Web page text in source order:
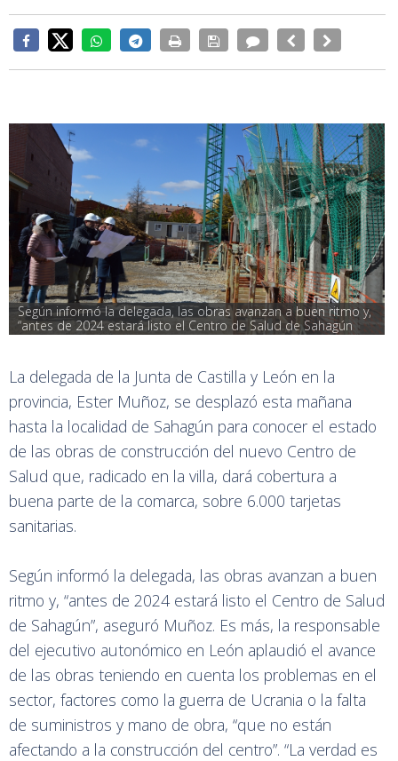
Según informó la delegada, las obras avanzan a buen ritmo y,
“antes de 2024 estará listo el Centro de Salud de Sahagún
La delegada de la Junta de Castilla y León en la
provincia, Ester Muñoz, se desplazó esta mañana
hasta la localidad de Sahagún para conocer el estado
de las obras de construcción del nuevo Centro de
Salud que, radicado en la villa, dará cobertura a
buena parte de la comarca, sobre 6.000 tarjetas
sanitarias.
Según informó la delegada, las obras avanzan a buen
ritmo y, “antes de 2024 estará listo el Centro de Salud
de Sahagún”, aseguró Muñoz. Es más, la responsable
del ejecutivo autonómico en León aplaudió el avance
de las obras teniendo en cuenta los problemas en el
sector, factores como la guerra de Ucrania o la falta
de suministros y mano de obra, “que no están
afectando a la construcción del centro”. “La verdad es